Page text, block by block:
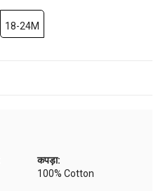
18-24M
कपड़ा:
100% Cotton